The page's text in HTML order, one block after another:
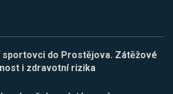
sportovci do Prostějova. Zátěžové
i zdravotní rizika